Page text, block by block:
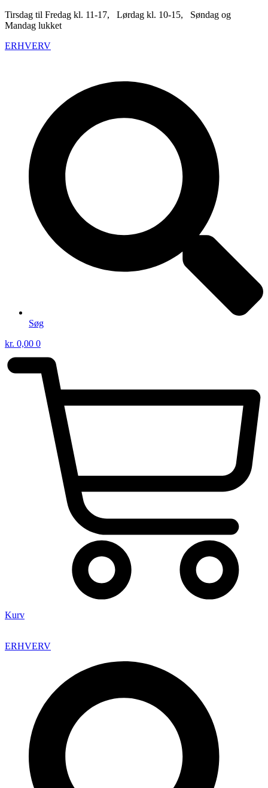
Tirsdag til Fredag kl. 11-17, Lørdag kl. 10-15, Søndag og
Mandag lukket
ERHVERV
Søg
kr. 0,00 0
Kurv
ERHVERV